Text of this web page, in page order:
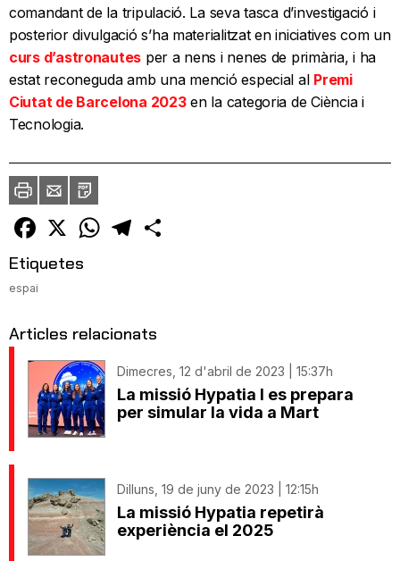
comandant de la tripulació. La seva tasca d’investigació i
posterior divulgació s’ha materialitzat en iniciatives com un
curs d’astronautes per a nens i nenes de primària, i ha
estat reconeguda amb una menció especial al Premi
Ciutat de Barcelona 2023en la categoria de Ciència i
Tecnologia.
ImprimirEnvia
un
amic
PDF
Facebook
X WhatsAppTelegram
Etiquetes
espai
Articles relacionats
Dimecres, 12 d'abril de 2023 | 15:37h
La missió Hypatia I es prepara
per simular la vida a Mart
Dilluns, 19 de juny de 2023 | 12:15h
La missió Hypatia repetirà
experiència el 2025